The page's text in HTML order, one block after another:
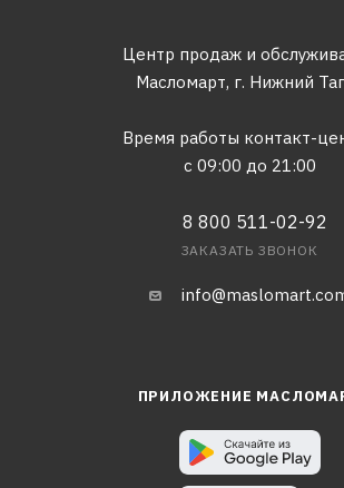
Центр продаж и
Масломарт, г. Нижний
Время работы контакт-
с 09:00 до 21:00
8 800 511-02-92
ЗАКАЗАТЬ ЗВОНОК
ПРИЛОЖЕНИЕ